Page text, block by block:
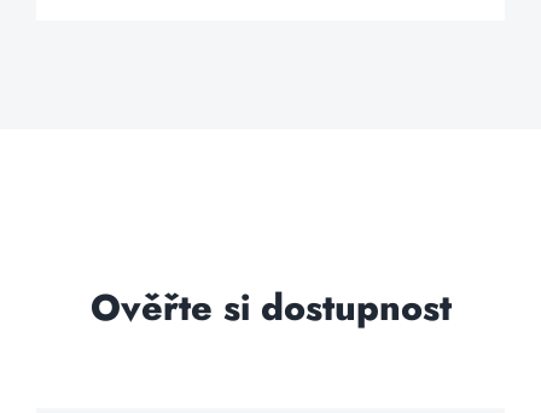
Ověřte si dostupnost